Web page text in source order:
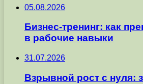
05.08.2026
Бизнес-тренинг: как
в рабочие навыки
31.07.2026
Взрывной рост с нуля: